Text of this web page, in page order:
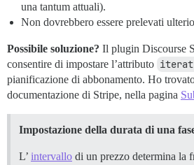
una tantum attuali).
Non dovrebbero essere prelevati
Possibile soluzione? Il plugin Discourse
consentire di impostare l’attributo
pianificazione di abbonamento. Ho
documentazione di Stripe, nella pagina
Impostazione della durata di una
L’ intervallo di un prezzo determina la